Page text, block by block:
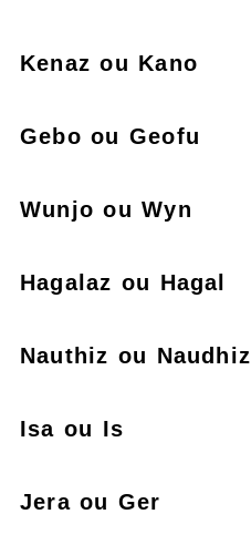
Kenaz ou Kano
Gebo ou Geofu
Wunjo ou Wyn
Hagalaz ou Hagal
Nauthiz ou Naudhiz
Isa ou Is
Jera ou Ger